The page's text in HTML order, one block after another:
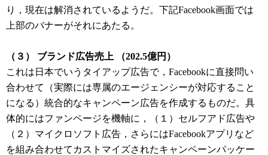
り，現在は解消されているようだ。下記Facebook画面では
上部のバナーがそれにあたる。
（３） ブランド広告売上 （202.5億円）
これは日本でいうタイアップ広告で，Facebookに直接問い
合わせて（実際には専属のエージェンシーが対応すること
になる）統合的なキャンペーン広告を作成するものだ。具
体的にはファンページを機軸に，（１）セルフアド広告や
（２）マイクロソフト広告，さらにはFacebookアプリなど
を組み合わせてカストマイズされたキャンペーンパッケー